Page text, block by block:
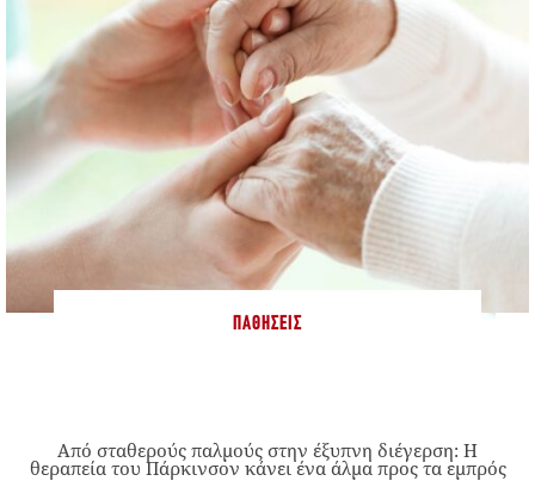
ΠΑΘΉΣΕΙΣ
Από σταθερούς παλμούς στην έξυπνη διέγερση: Η
θεραπεία του Πάρκινσον κάνει ένα άλμα προς τα εμπρός